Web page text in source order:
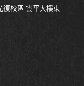
復校區 雲平大樓東